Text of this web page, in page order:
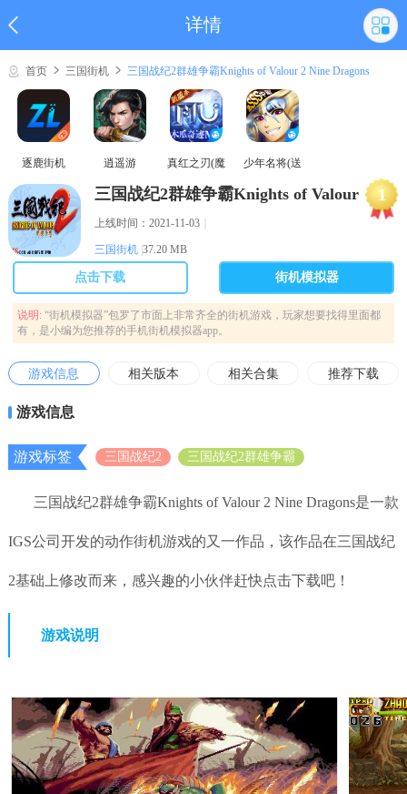
详情
首页 三国街机 三国战纪2群雄争霸Knights of Valour 2 Nine Dragons
逐鹿街机 逍遥游
真红之刃(魔
少年名将(送
1
三国战纪2群雄争霸Knights of Valour
2 Nine Dragons
上线时间：2021-11-03｜
三国街机 37.20 MB
点击下载 街机模拟器
说明: “街机模拟器”包罗了市面上非常齐全的街机游戏，玩家想要找得里面都
有，是小编为您推荐的手机街机模拟器app。
游戏信息 相关版本 相关合集 推荐下载
游戏信息
游戏标签 三国战纪2 三国战纪2群雄争霸
三国战纪2群雄争霸Knights of Valour 2 Nine Dragons是一款
IGS公司开发的动作街机游戏的又一作品，该作品在三国战纪
2基础上修改而来，感兴趣的小伙伴赶快点击下载吧！
游戏说明
之为“三国战纪2群雄争霸”，在香港则是“三国战纪2羣雄争
霸”，而在日本则称之为“三国戦紀 武将争覇”。